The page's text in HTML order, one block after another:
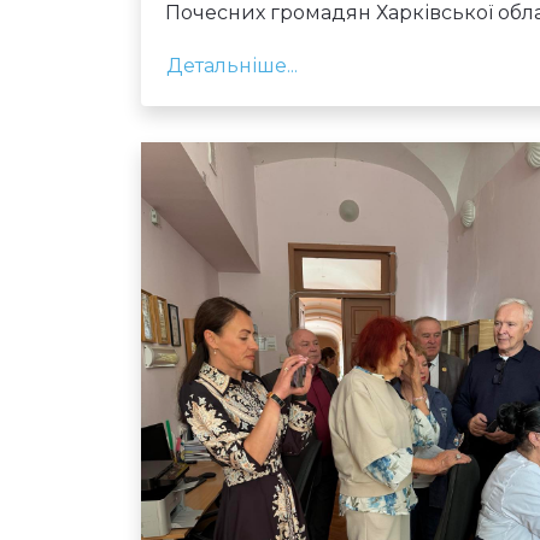
Почесних громадян Харківської
Детальніше...